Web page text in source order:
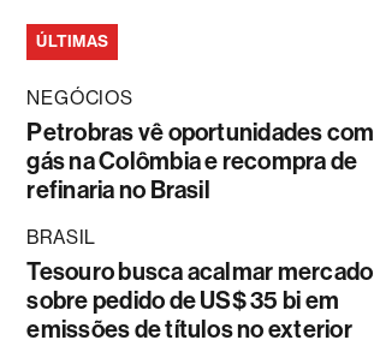
ÚLTIMAS
NEGÓCIOS
Petrobras vê oportunidades com
gás na Colômbia e recompra de
refinaria no Brasil
BRASIL
Tesouro busca acalmar mercado
sobre pedido de US$ 35 bi em
emissões de títulos no exterior